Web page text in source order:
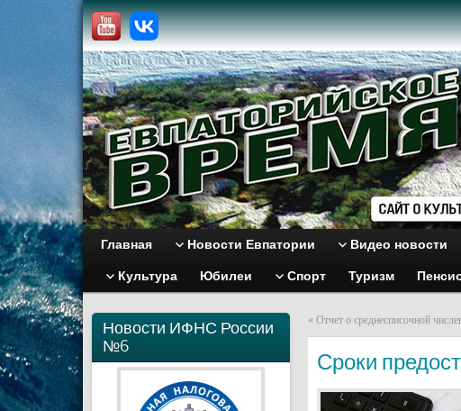
Главная Новости Евпатории Видео новости
Культура Юбилеи Спорт Туризм
Новости ИФНС России
№6
« Отчет о cреднесписочной
Сроки